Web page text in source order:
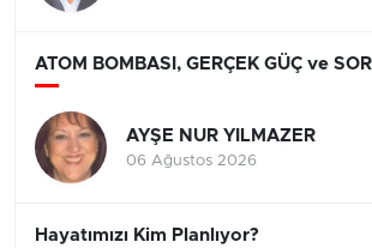
ATOM BOMBASI, GERÇEK GÜÇ ve
AYŞE NUR YILMAZER
06 Ağustos 2026
Hayatımızı Kim Planlıyor?